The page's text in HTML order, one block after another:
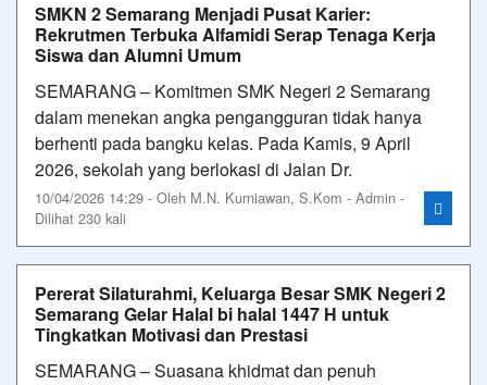
SMKN 2 Semarang Menjadi Pusat Karier:
Rekrutmen Terbuka Alfamidi Serap Tenaga Kerja
Siswa dan Alumni Umum
SEMARANG – Komitmen SMK Negeri 2 Semarang
dalam menekan angka pengangguran tidak hanya
berhenti pada bangku kelas. Pada Kamis, 9 April
2026, sekolah yang berlokasi di Jalan Dr.
10/04/2026 14:29 - Oleh M.N. Kurniawan, S.Kom - Admin -
Dilihat 230 kali
Pererat Silaturahmi, Keluarga Besar SMK Negeri 2
Semarang Gelar Halal bi halal 1447 H untuk
Tingkatkan Motivasi dan Prestasi
SEMARANG – Suasana khidmat dan penuh